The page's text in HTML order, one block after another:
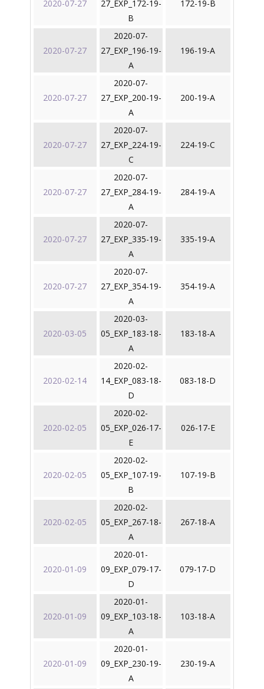
2020-07-27
27_EXP_172-19-
B
172-19-B
2020-07-27
2020-07-
27_EXP_196-19-
A
196-19-A
2020-07-27
2020-07-
27_EXP_200-19-
A
200-19-A
2020-07-27
2020-07-
27_EXP_224-19-
C
224-19-C
2020-07-27
2020-07-
27_EXP_284-19-
A
284-19-A
2020-07-27
2020-07-
27_EXP_335-19-
A
335-19-A
2020-07-27
2020-07-
27_EXP_354-19-
A
354-19-A
2020-03-05
2020-03-
05_EXP_183-18-
A
183-18-A
2020-02-14
2020-02-
14_EXP_083-18-
D
083-18-D
2020-02-05
2020-02-
05_EXP_026-17-
E
026-17-E
2020-02-05
2020-02-
05_EXP_107-19-
B
107-19-B
2020-02-05
2020-02-
05_EXP_267-18-
A
267-18-A
2020-01-09
2020-01-
09_EXP_079-17-
D
079-17-D
2020-01-09
2020-01-
09_EXP_103-18-
A
103-18-A
2020-01-09
2020-01-
09_EXP_230-19-
A
230-19-A